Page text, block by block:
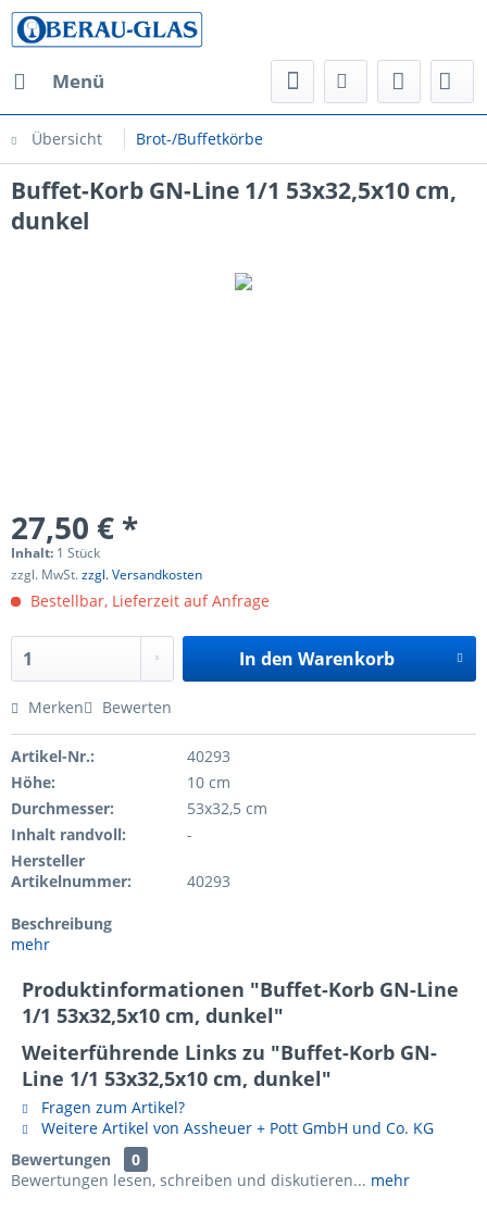
Menü
Übersicht Brot-/Buffetkörbe
Buffet-Korb GN-Line 1/1 53x32,5x10 cm,
dunkel
27,50 € *
Inhalt: 1 Stück
zzgl. MwSt.zzgl. Versandkosten
Bestellbar, Lieferzeit auf Anfrage
In den Warenkorb
Merken Bewerten
Artikel-Nr.:
40293
Höhe:
10 cm
Durchmesser:
53x32,5 cm
Inhalt randvoll:
-
Hersteller
Artikelnummer:
40293
Beschreibung
mehr
Produktinformationen "Buffet-Korb GN-Line
1/1 53x32,5x10 cm, dunkel"
Weiterführende Links zu "Buffet-Korb GN-
Line 1/1 53x32,5x10 cm, dunkel"
Fragen zum Artikel?
Weitere Artikel von Assheuer + Pott GmbH und Co. KG
Bewertungen
0
Bewertungen lesen, schreiben und diskutieren... mehr